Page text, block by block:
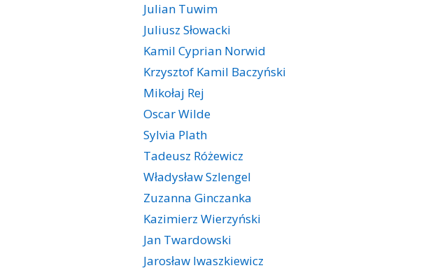
Julian Tuwim
Juliusz Słowacki
Kamil Cyprian Norwid
Krzysztof Kamil Baczyński
Mikołaj Rej
Oscar Wilde
Sylvia Plath
Tadeusz Różewicz
Władysław Szlengel
Zuzanna Ginczanka
Kazimierz Wierzyński
Jan Twardowski
Jarosław Iwaszkiewicz